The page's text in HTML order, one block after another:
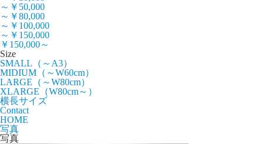
～￥50,000
～￥80,000
～￥100,000
～￥150,000
￥150,000～
Size
SMALL（～A3）
MIDIUM（～W60cm）
LARGE（～W80cm）
XLARGE（W80cm～）
横長サイズ
Contact
HOME
写真
写真